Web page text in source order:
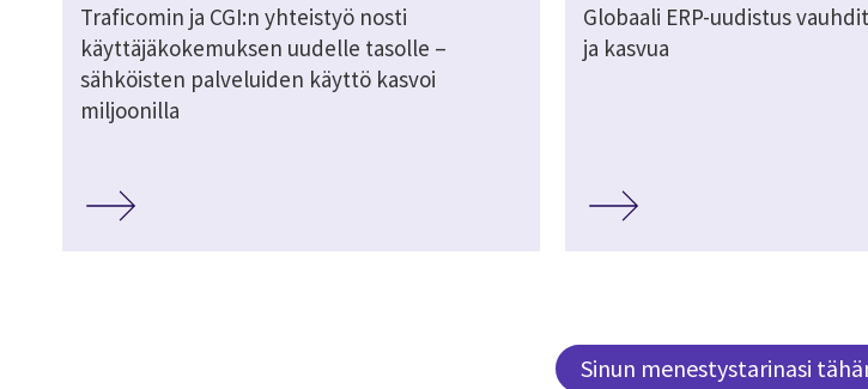
Traficomin ja CGI:n yhteistyö nosti
käyttäjäkokemuksen uudelle tasolle –
sähköisten palveluiden käyttö kasvoi
miljoonilla
Globaali ERP-uudistus
ja kasvua
Sinun menestystarinasi